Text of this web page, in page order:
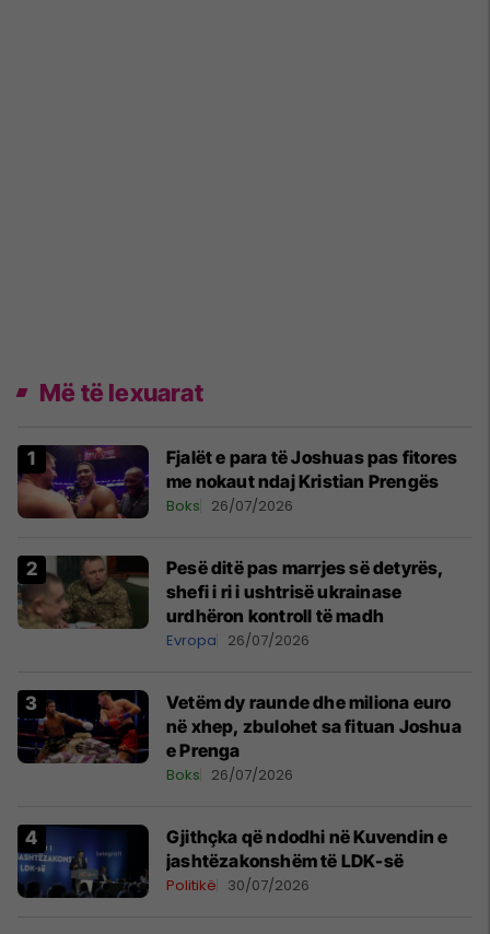
Më të lexuarat
Fjalët e para të Joshuas pas fitores
me nokaut ndaj Kristian Prengës
Boks 26/07/2026
Pesë ditë pas marrjes së detyrës,
shefi i ri i ushtrisë ukrainase
urdhëron kontroll të madh
Evropa 26/07/2026
Vetëm dy raunde dhe miliona euro
në xhep, zbulohet sa fituan Joshua
e Prenga
Boks 26/07/2026
Gjithçka që ndodhi në Kuvendin e
jashtëzakonshëm të LDK-së
Politikë 30/07/2026